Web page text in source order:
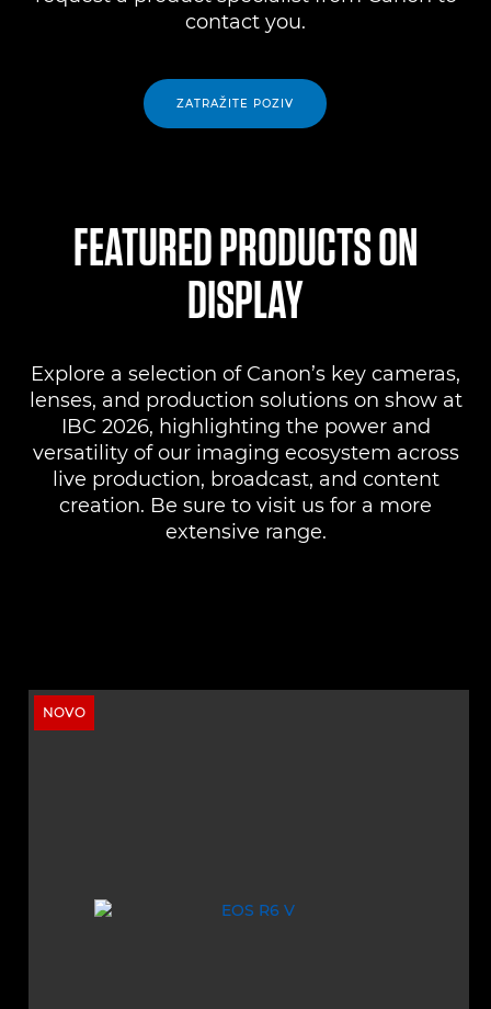
contact you.
ZATRAŽITE POZIV
FEATURED PRODUCTS ON
DISPLAY
Explore a selection of Canon’s key cameras,
lenses, and production solutions on show at
IBC 2026, highlighting the power and
versatility of our imaging ecosystem across
live production, broadcast, and content
creation. Be sure to visit us for a more
extensive range.
NOVO